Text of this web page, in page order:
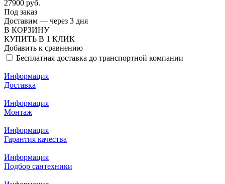
27900 руб.
Под заказ
Доставим — через 3 дня
В КОРЗИНУ
КУПИТЬ В 1 КЛИК
Добавить к сравнению
Бесплатная доставка до транспортной компании
Информация
Доставка
Информация
Монтаж
Информация
Гарантия качества
Информация
Подбор сантехники